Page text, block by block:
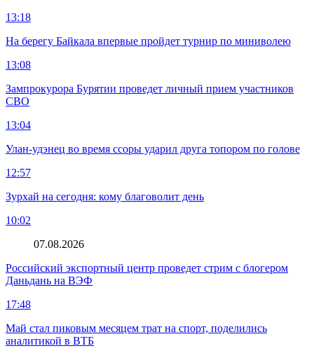
13:18
На берегу Байкала впервые пройдет турнир по миниволею
13:08
Зампрокурора Бурятии проведет личный прием участников
СВО
13:04
Улан-удэнец во время ссоры ударил друга топором по голове
12:57
Зурхай на сегодня: кому благоволит день
10:02
07.08.2026
Российский экспортный центр проведет стрим с блогером
Даньдань на ВЭФ
17:48
Май стал пиковым месяцем трат на спорт, поделились
аналитикой в ВТБ